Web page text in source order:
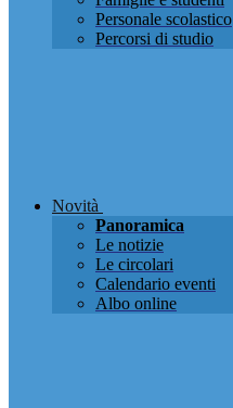
Personale scolastico
Percorsi di studio
Novità
Panoramica
Le notizie
Le circolari
Calendario eventi
Albo online